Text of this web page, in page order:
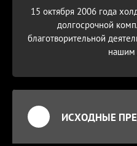
15 октября 2006 года
долгосрочной
благотворительной
нашим
ИСХОДНЫЕ